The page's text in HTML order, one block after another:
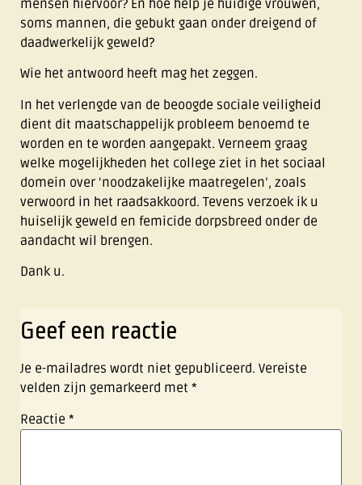
mensen hiervoor? En hoe help je huidige vrouwen,
soms mannen, die gebukt gaan onder dreigend of
daadwerkelijk geweld?
Wie het antwoord heeft mag het zeggen.
In het verlengde van de beoogde sociale veiligheid
dient dit maatschappelijk probleem benoemd te
worden en te worden aangepakt. Verneem graag
welke mogelijkheden het college ziet in het sociaal
domein over ‘noodzakelijke maatregelen’, zoals
verwoord in het raadsakkoord. Tevens verzoek ik u
huiselijk geweld en femicide dorpsbreed onder de
aandacht wil brengen.
Dank u.
Geef een reactie
Je e-mailadres wordt niet gepubliceerd. Vereiste
velden zijn gemarkeerd met *
Reactie *